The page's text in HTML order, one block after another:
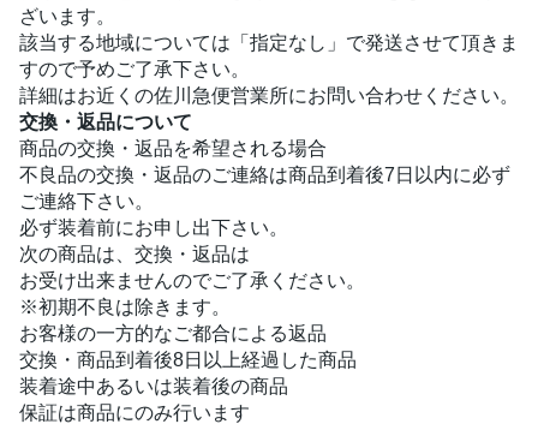
ざいます。
該当する地域については「指定なし」で発送させて頂きま
すので予めご了承下さい。
詳細はお近くの佐川急便営業所にお問い合わせください。
交換・返品について
商品の交換・返品を希望される場合
不良品の交換・返品のご連絡は商品到着後7日以内に必ず
ご連絡下さい。
必ず装着前にお申し出下さい。
次の商品は、交換・返品は
お受け出来ませんのでご了承ください。
※初期不良は除きます。
お客様の一方的なご都合による返品
交換・商品到着後8日以上経過した商品
装着途中あるいは装着後の商品
保証は商品にのみ行います